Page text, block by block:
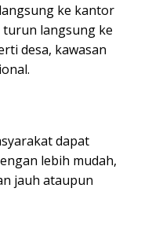
ke kantor
turun langsung ke
desa, kawasan
dapat
lebih mudah,
jauh ataupun